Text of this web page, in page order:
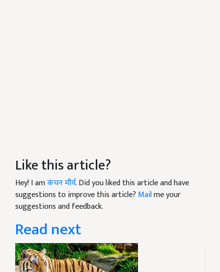
Like this article?
Hey! I amकंचन मौर्य. Did you liked this article and have
suggestions to improve this article? Mailme your
suggestions and feedback.
Read next